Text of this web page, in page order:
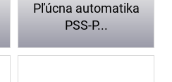
Pľúcna automatika
PSS-P...